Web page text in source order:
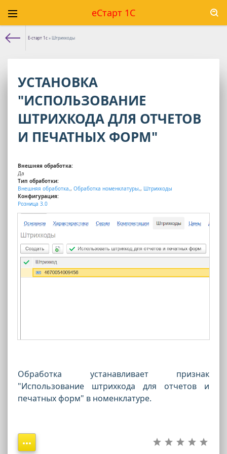
еСтарт 1С
Е-старт 1с» Штрихкоды
УСТАНОВКА
"ИСПОЛЬЗОВАНИЕ
ШТРИХКОДА ДЛЯ ОТЧЕТОВ
И ПЕЧАТНЫХ ФОРМ"
Внешняя обработка:
Да
Тип обработки:
Внешняя обработка,, Обработка номенклатуры,, Штрихкоды
Конфигурация:
Розница 3.0
Обработка устанавливает признак
"Использование штрихкода для отчетов и
печатных форм" в номенклатуре.